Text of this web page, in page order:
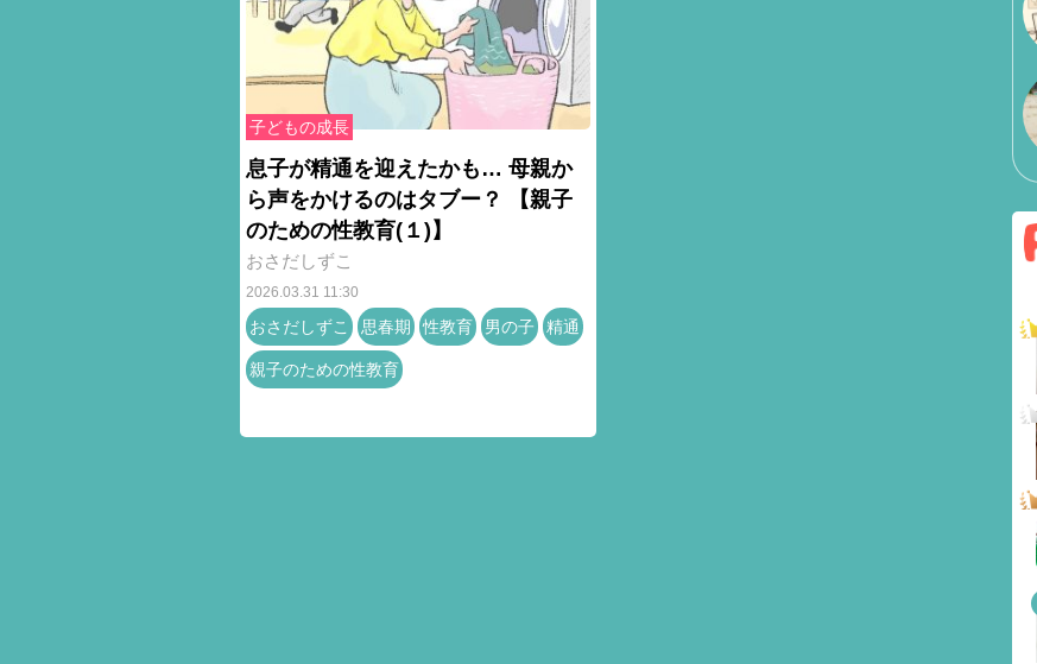
子どもの成長
息子が精通を迎えたかも… 母親か
ら声をかけるのはタブー？ 【親子
のための性教育(１)】
おさだしずこ
2026.03.31 11:30
おさだしずこ 思春期 性教育 男の子 精通
親子のための性教育